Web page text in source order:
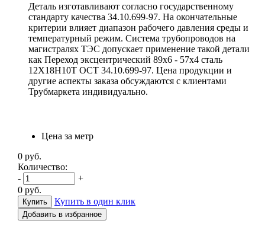
Деталь изготавливают согласно государственному
стандарту качества 34.10.699-97. На окончательные
критерии влияет диапазон рабочего давления среды и
температурный режим. Система трубопроводов на
магистралях ТЭС допускает применение такой детали
как Переход эксцентрический 89х6 - 57х4 сталь
12Х18Н10Т ОСТ 34.10.699-97. Цена продукции и
другие аспекты заказа обсуждаются с клиентами
Трубмаркета индивидуально.
Цена за метр
0 руб.
Количество:
-
+
0 руб.
Купить в один клик
Добавить в избранное